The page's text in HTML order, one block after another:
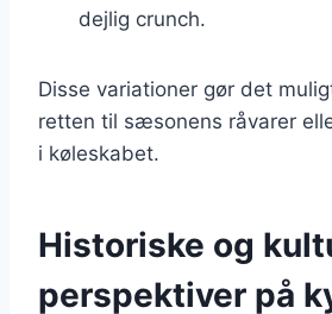
dejlig crunch.
Disse variationer gør det
retten til sæsonens råvarer
i køleskabet.
Historiske og
perspektiver på